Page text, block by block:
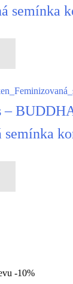
semínka
–
semínka
-10%